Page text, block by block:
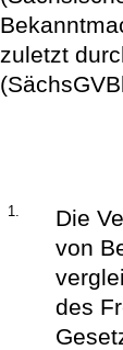
zuletzt
1.
Die
von
des